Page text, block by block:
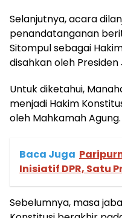
Selanjutnya, acara
penandatanganan
Sitompul sebagai
disahkan oleh Presiden
Untuk diketahui,
menjadi Hakim
oleh Mahkamah Agung.
Baca Juga
Inisiatif DPR, Satu
Sebelumnya, masa